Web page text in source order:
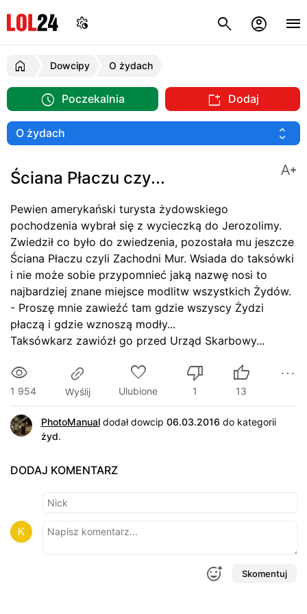
Dowcipy O żydach
Poczekalnia Dodaj
Ściana Płaczu czy...
Pewien amerykański turysta żydowskiego
pochodzenia wybrał się z wycieczką do Jerozolimy.
Zwiedził co było do zwiedzenia, pozostała mu jeszcze
Ściana Płaczu czyli Zachodni Mur. Wsiada do taksówki
i nie może sobie przypomnieć jaką nazwę nosi to
najbardziej znane miejsce modlitw wszystkich Żydów.
- Proszę mnie zawieźć tam gdzie wszyscy Żydzi
płaczą i gdzie wznoszą modły...
Taksówkarz zawiózł go przed Urząd Skarbowy...
1 954 Wyślij Ulubione 1 13
PhotoManualdodał dowcip 06.03.2016 do kategorii
żyd.
DODAJ KOMENTARZ
Skomentuj